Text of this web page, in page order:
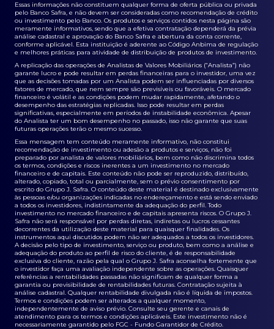
Essas informações não constituem qualquer forma de oferta pública ou privada
pelo Banco Safra, e não devem ser consideradas como recomendação de crédito
ou investimento pelo Banco. Os produtos e serviços contidos nesta página são
meramente informativos, sendo que a efetiva contratação dependerá da prévia
análise cadastral e aprovação do Banco Safra e abertura da conta corrente,
conforme aplicável. Esta instituição é aderente ao Código Anbima de regulação
e melhores práticas para atividade de distribuição de produtos de investimento.
A replicação das operações de Analistas de Valores Mobiliários (“Analista”) não
garante lucro e pode resultar em perdas financeiras para o investidor, uma vez
que as decisões tomadas por um Analista podem ser influenciadas por diversos
fatores de mercado, que nem sempre são previsíveis ou favoráveis. O mercado
financeiro é volátil e as condições podem mudar rapidamente, afetando o
desempenho das estratégias replicadas. Isso pode resultar em perdas
significativas, especialmente em períodos de instabilidade econômica. Apesar
do Analista ter um bom desempenho no passado, isso não garante que suas
futuras operações terão o mesmo sucesso.
Essa mensagem tem conteúdo meramente informativo, não constitui
recomendação de investimento ou adesão a produtos e serviços, não foi
preparado por analista de valores mobiliários, bem como não discrimina todos
os termos, condições e riscos inerentes a um investimento no mercado
financeiro e de capitais. Este conteúdo não pode ser reproduzido, distribuído,
alterado, copiado, total ou parcialmente, sem o prévio consentimento por
escrito do Grupo J. Safra. O conteúdo deste material é destinado exclusivamente
às pessoas e/ou organizações indicadas no endereçamento e está sendo enviado
a todos os investidores, indistintamente da adequação do perfil. Todo
investimento no mercado financeiro e de capitais apresenta riscos. O Grupo J.
Safra não será responsável por perdas diretas, indiretas ou lucros cessantes
decorrentes da utilização deste material para quaisquer finalidades. Os
instrumentos aqui discutidos podem não ser adequados a todos os investidores.
A decisão pelo tipo de investimento, serviço ou produto, bem como a análise e
adequação do produto ao perfil de risco do cliente, é de responsabilidade
exclusiva do cliente, razão pela qual o Grupo J. Safra aconselha fortemente que
o investidor faça uma avaliação independente sobre as operações. Quaisquer
referências a rentabilidades passadas não significam de qualquer forma a
garantia ou previsibilidade de rentabilidades futuras. Contratação sujeita à
análise cadastral. Qualquer rentabilidade divulgada não é líquida de impostos.
Termos e condições podem ser alterados a qualquer momento,
independentemente de aviso prévio. Consulte seu gerente e canais de
atendimento para os termos e condições aplicáveis. Este investimento não é
necessariamente garantido pelo FGC - Fundo Garantidor de Crédito.